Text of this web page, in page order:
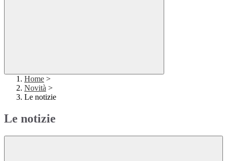
Home >
Novità >
Le notizie
Le notizie